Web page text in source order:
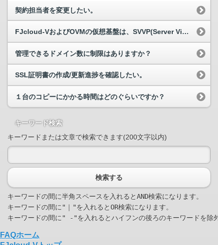
契約担当者を変更したい。
FJcloud-VおよびOVMの仮想基盤は、SVVP(Server Virtualization Validation Program)認定されていますか？
管理できるドメイン数に制限はありますか？
SSL証明書の作成/更新進捗を確認したい。
１台のコピーにかかる時間はどのぐらいですか？
キーワード検索
キーワードまたは文章で検索できます(200文字以内)
検索する
キーワードの間に半角スペースを入れるとAND検索になります。
キーワードの間に"｜"を入れるとOR検索になります。
FAQホーム